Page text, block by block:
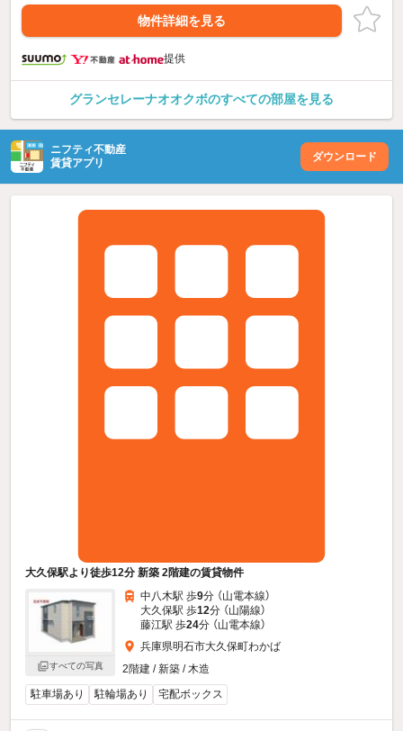
物件詳細を見る
提供
グランセレーナオオクボのすべての部屋を見る
ニフティ不動産
賃貸アプリ
ダウンロード
大久保駅より徒歩12分 新築 2階建の賃貸物件
すべての写真
中八木駅 歩9分 （山電本線）
大久保駅 歩12分 （山陽線）
藤江駅 歩24分 （山電本線）
兵庫県明石市大久保町わかば
2階建 / 新築 / 木造
駐車場あり
駐輪場あり 宅配ボックス